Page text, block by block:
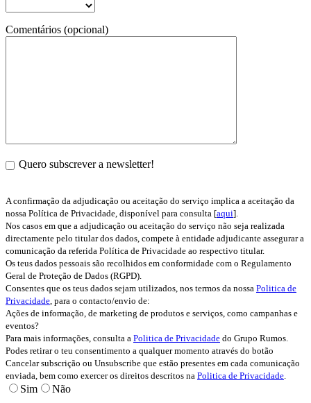
Comentários (opcional)
Quero subscrever a newsletter!
A confirmação da adjudicação ou aceitação do serviço implica a aceitação da
nossa Política de Privacidade, disponível para consulta [aqui].
Nos casos em que a adjudicação ou aceitação do serviço não seja realizada
directamente pelo titular dos dados, compete à entidade adjudicante assegurar a
comunicação da referida Política de Privacidade ao respectivo titular.
Os teus dados pessoais são recolhidos em conformidade com o Regulamento
Geral de Proteção de Dados (RGPD).
Consentes que os teus dados sejam utilizados, nos termos da nossa Politica de
Privacidade, para o contacto/envio de:
Ações de informação, de marketing de produtos e serviços, como campanhas e
eventos?
Para mais informações, consulta a Politica de Privacidade do Grupo Rumos.
Podes retirar o teu consentimento a qualquer momento através do botão
Cancelar subscrição ou Unsubscribe que estão presentes em cada comunicação
enviada, bem como exercer os direitos descritos na Politica de Privacidade.
Sim Não